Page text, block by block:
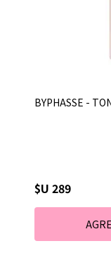
BYPHASSE -
$U 289